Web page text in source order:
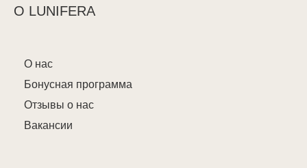
О LUNIFERA
О нас
Бонусная программа
Отзывы о нас
Вакансии